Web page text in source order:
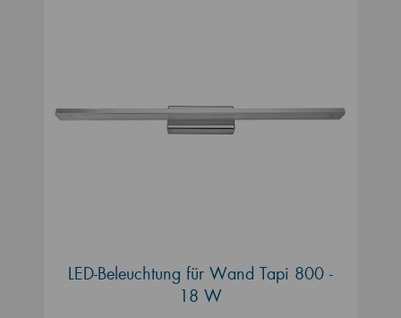
LED-Beleuchtung für Wand Tapi 800 -
18 W